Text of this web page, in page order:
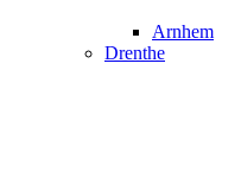
Arnhem
Drenthe